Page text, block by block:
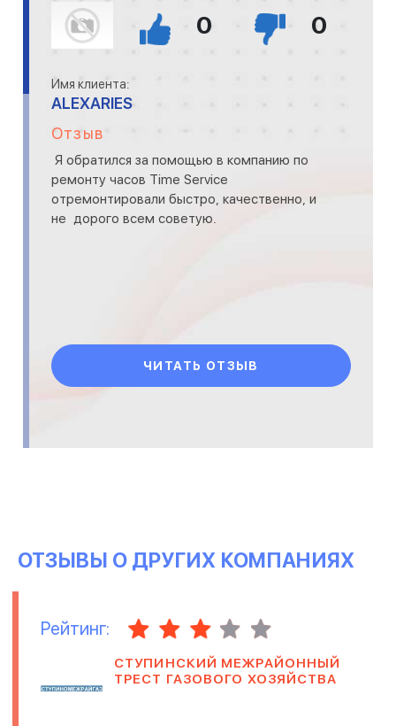
0 0
Имя клиента:
ALEXARIES
Отзыв
Я обратился за помощью в компанию по
ремонту часов Time Service
отремонтировали быстро, качественно, и
не дорого всем советую.
ЧИТАТЬ ОТЗЫВ
ОТЗЫВЫ О ДРУГИХ КОМПАНИЯХ
Рейтинг:
СТУПИНСКИЙ МЕЖРАЙОННЫЙ
ТРЕСТ ГАЗОВОГО ХОЗЯЙСТВА